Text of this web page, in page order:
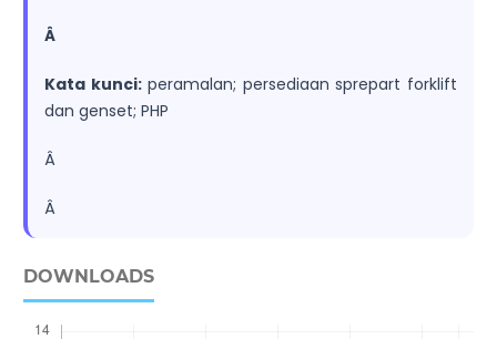
Â
Kata kunci:peramalan; persediaan sprepart forklift
dan genset; PHP
Â
Â
DOWNLOADS